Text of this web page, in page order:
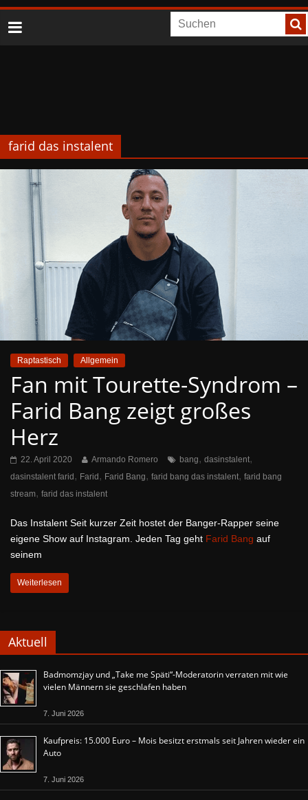
farid das instalent
Raptastisch Allgemein
Fan mit Tourette-Syndrom –
Farid Bang zeigt großes
Herz
22. April 2020 Armando Romero bang, dasinstalent,
dasinstalent farid , Farid , Farid Bang, farid bang das instalent, farid bang
stream, farid das instalent
Das Instalent Seit kurzer Zeit hostet der Banger-Rapper seine
eigene Show auf Instagram. Jeden Tag geht Farid Bang auf
seinem
Weiterlesen
Aktuell
Badmomzjay und „Take me Späti“-Moderatorin verraten mit wie
vielen Männern sie geschlafen haben
7. Juni 2026
Kaufpreis: 15.000 Euro – Mois besitzt erstmals seit Jahren wieder ein
Auto
7. Juni 2026